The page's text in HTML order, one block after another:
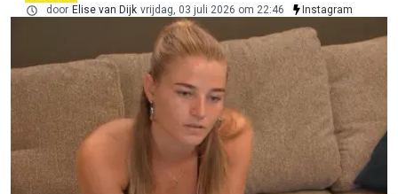
door Elise van Dijk vrijdag, 03 juli 2026 om 22:46 Instagram